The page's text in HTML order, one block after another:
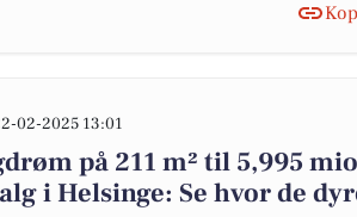
02-2025 13:01
på 211 m² til 5,995
i Helsinge: Se hvor de